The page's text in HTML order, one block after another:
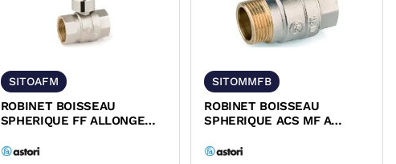
SITOAFM
ROBINET BOISSEAU
SPHERIQUE FF ALLONGE
ASTORI
SITOMMFB
ROBINET BOISSEAU
SPHERIQUE ACS MF A
SITOMMFB...